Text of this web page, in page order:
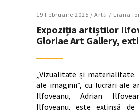
19 Februarie 2025 / Artǎ Liana
Expoziția artiștilor
Gloriae Art Gallery,
„Vizualitate și materialitate.
ale imaginii”, cu lucrări ale
Ilfoveanu, Adrian
Ilfoveanu, este extinsă de